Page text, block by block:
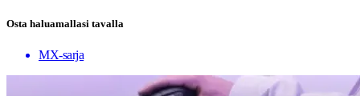
Osta haluamallasi tavalla
MX-sarja